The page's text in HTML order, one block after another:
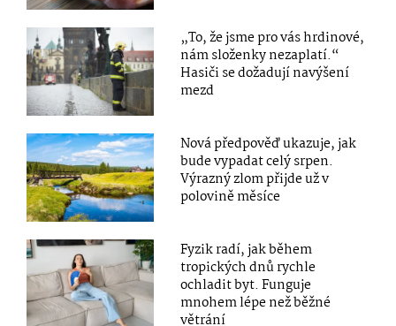
„To, že jsme pro vás hrdinové,
nám složenky nezaplatí.“
Hasiči se dožadují navýšení
mezd
Nová předpověď ukazuje, jak
bude vypadat celý srpen.
Výrazný zlom přijde už v
polovině měsíce
Fyzik radí, jak během
tropických dnů rychle
ochladit byt. Funguje
mnohem lépe než běžné
větrání